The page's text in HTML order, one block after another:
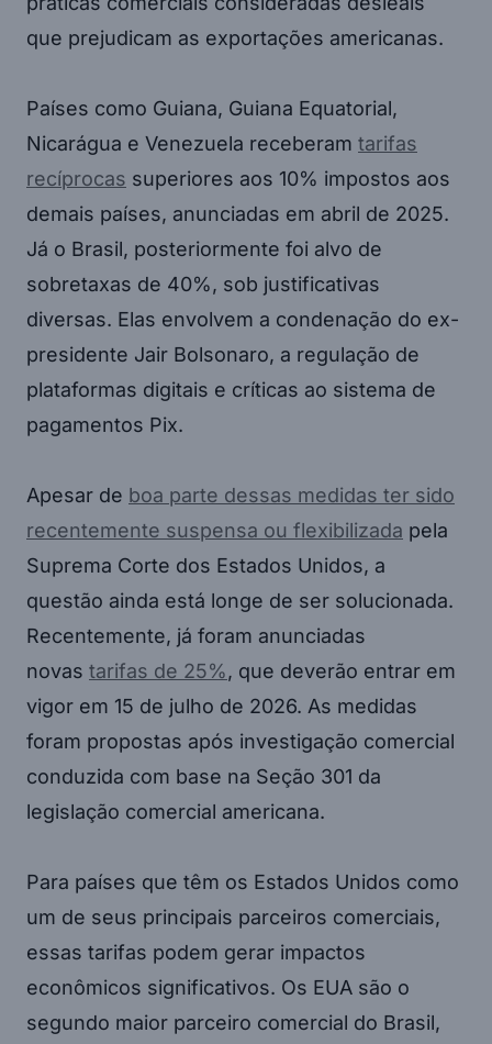
que prejudicam as exportações americanas.
Países como Guiana, Guiana Equatorial,
Nicarágua e Venezuela receberam tarifas
recíprocas superiores aos 10% impostos aos
demais países, anunciadas em abril de 2025.
Já o Brasil, posteriormente foi alvo de
sobretaxas de 40%, sob justificativas
diversas. Elas envolvem a condenação do ex-
presidente Jair Bolsonaro, a regulação de
plataformas digitais e críticas ao sistema de
pagamentos Pix.
Apesar de boa parte dessas medidas ter sido
recentemente suspensa ou flexibilizada pela
Suprema Corte dos Estados Unidos, a
questão ainda está longe de ser solucionada.
Recentemente, já foram anunciadas
novas tarifas de 25%, que deverão entrar em
vigor em 15 de julho de 2026. As medidas
foram propostas após investigação comercial
conduzida com base na Seção 301 da
legislação comercial americana.
Para países que têm os Estados Unidos como
um de seus principais parceiros comerciais,
essas tarifas podem gerar impactos
econômicos significativos. Os EUA são o
segundo maior parceiro comercial do Brasil,